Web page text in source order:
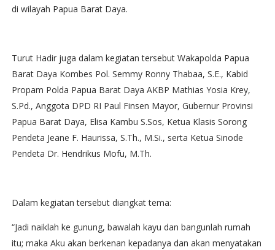
di wilayah Papua Barat Daya.
Turut Hadir juga dalam kegiatan tersebut Wakapolda Papua
Barat Daya Kombes Pol. Semmy Ronny Thabaa, S.E., Kabid
Propam Polda Papua Barat Daya AKBP Mathias Yosia Krey,
S.Pd., Anggota DPD RI Paul Finsen Mayor, Gubernur Provinsi
Papua Barat Daya, Elisa Kambu S.Sos, Ketua Klasis Sorong
Pendeta Jeane F. Haurissa, S.Th., M.Si., serta Ketua Sinode
Pendeta Dr. Hendrikus Mofu, M.Th.
Dalam kegiatan tersebut diangkat tema:
“Jadi naiklah ke gunung, bawalah kayu dan bangunlah rumah
itu; maka Aku akan berkenan kepadanya dan akan menyatakan